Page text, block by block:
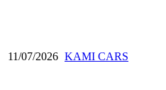
11/07/2026 KAMI CARS